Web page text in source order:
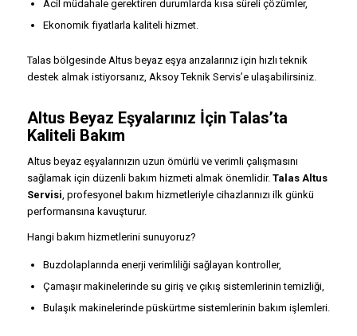
Acil müdahale gerektiren durumlarda kısa süreli çözümler,
Ekonomik fiyatlarla kaliteli hizmet.
Talas bölgesinde Altus beyaz eşya arızalarınız için hızlı teknik
destek almak istiyorsanız, Aksoy Teknik Servis’e ulaşabilirsiniz.
Altus Beyaz Eşyalarınız İçin Talas’ta
Kaliteli Bakım
Altus beyaz eşyalarınızın uzun ömürlü ve verimli çalışmasını
sağlamak için düzenli bakım hizmeti almak önemlidir. Talas Altus
Servisi, profesyonel bakım hizmetleriyle cihazlarınızı ilk günkü
performansına kavuşturur.
Hangi bakım hizmetlerini sunuyoruz?
Buzdolaplarında enerji verimliliği sağlayan kontroller,
Çamaşır makinelerinde su giriş ve çıkış sistemlerinin temizliği,
Bulaşık makinelerinde püskürtme sistemlerinin bakım işlemleri.